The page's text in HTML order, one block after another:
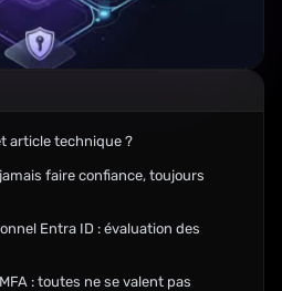
article technique ?
faire confiance, toujours
Entra ID : évaluation des
: toutes ne se valent pas